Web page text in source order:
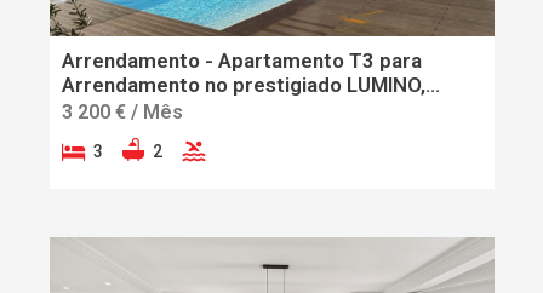
Arrendamento - Apartamento T3 para
Arrendamento no prestigiado LUMINO,
Campo Pequeno
3 200 € / Mês
3 2